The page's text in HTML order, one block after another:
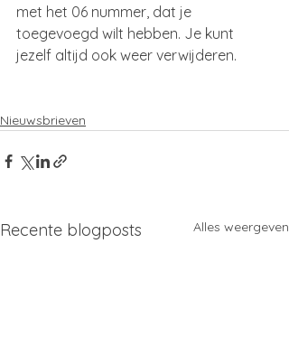
met het 06 nummer, dat je
toegevoegd wilt hebben. Je kunt
jezelf altijd ook weer verwijderen.
Nieuwsbrieven
Recente blogposts Alles weergeven